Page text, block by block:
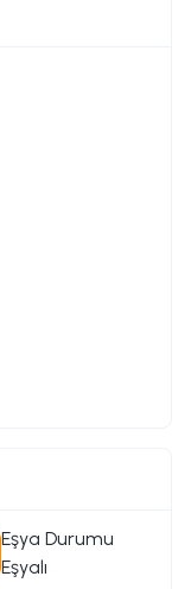
Eşya Durumu
Eşyalı